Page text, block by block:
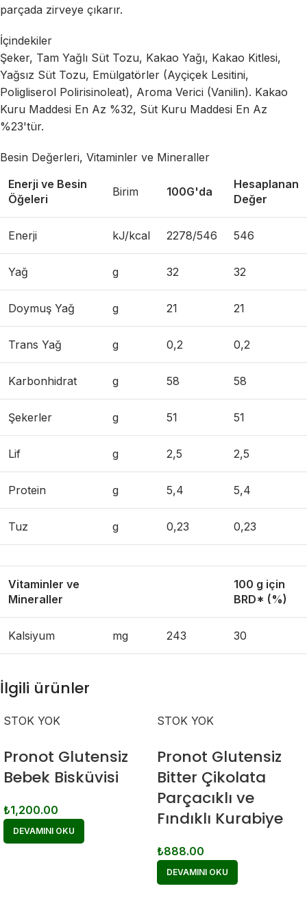
parçada zirveye çıkarır.
İçindekiler
Şeker, Tam Yağlı Süt Tozu, Kakao Yağı, Kakao Kitlesi,
Yağsız Süt Tozu, Emülgatörler (Ayçiçek Lesitini,
Poligliserol Polirisinoleat), Aroma Verici (Vanilin). Kakao
Kuru Maddesi En Az %32, Süt Kuru Maddesi En Az
%23'tür.
Besin Değerleri, Vitaminler ve Mineraller
Enerji ve Besin
Öğeleri
Birim 100G'da
Hesaplanan
Değer
Enerji kJ/kcal 2278/546 546
Yağ g 32 32
Doymuş Yağ g 21 21
Trans Yağ g 0,2 0,2
Karbonhidrat g 58 58
Şekerler g 51 51
Lif g 2,5 2,5
Protein g 5,4 5,4
Tuz g 0,23 0,23
Vitaminler ve
Mineraller
100 g için
BRD* (%)
Kalsiyum mg 243 30
İlgili ürünler
STOK YOK
Pronot Glutensiz
Bebek Bisküvisi
₺1,200.00
DEVAMINI OKU
STOK YOK
Pronot Glutensiz
Bitter Çikolata
Parçacıklı ve
Fındıklı Kurabiye
₺888.00
DEVAMINI OKU